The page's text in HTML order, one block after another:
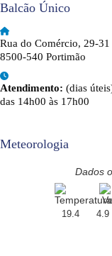
Balcão Único
Rua do Comércio, 29-31
8500-540 Portimão
Atendimento: (dias
das 14h00 às 17h00
Meteorologia
Dados
19.4 4.9